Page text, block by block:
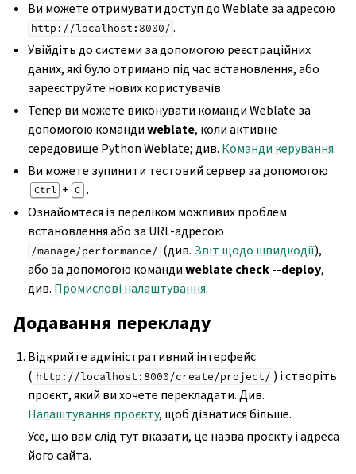
Ви можете отримувати доступ до Weblate за адресою
http://localhost:8000/ .
Увійдіть до системи за допомогою реєстраційних
даних, які було отримано під час встановлення, або
зареєструйте нових користувачів.
Тепер ви можете виконувати команди Weblate за
допомогою командиweblate, коли активне
середовище Python Weblate; див. Команди керування.
Ви можете зупинити тестовий сервер за допомогою
Ctrl + C .
Ознайомтеся із переліком можливих проблем
встановлення або за URL-адресою
/manage/performance/ (див. Звіт щодо швидкодії),
або за допомогою командиweblate check --deploy,
див. Промислові налаштування.
Додавання перекладу
Відкрийте адміністративний інтерфейс
( http://localhost:8000/create/project/ ) і створіть
проєкт, який ви хочете перекладати. Див.
Налаштування проєкту, щоб дізнатися більше.
Усе, що вам слід тут вказати, це назва проєкту і адреса
його сайта.